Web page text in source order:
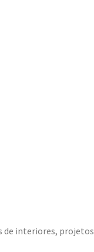
de interiores, projetos